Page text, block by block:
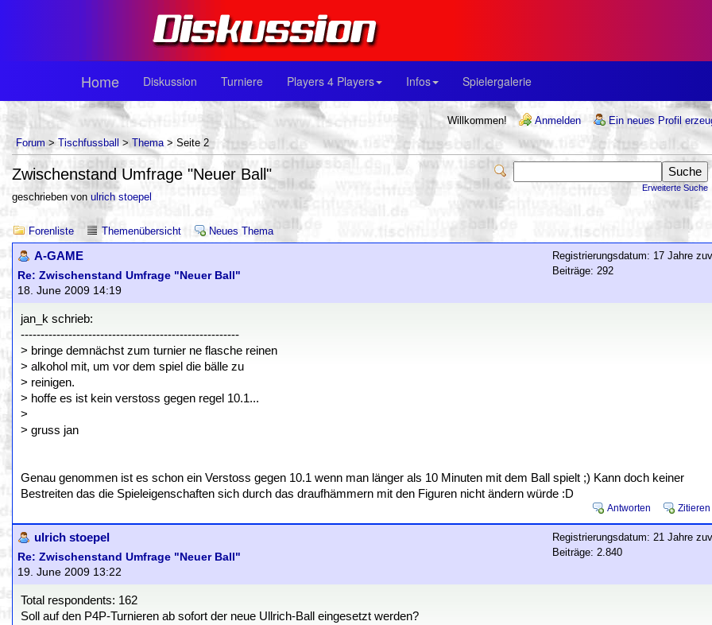
Home Diskussion Turniere Players 4 Players Infos Spielergalerie
Willkommen! Anmelden
Ein neues Profil
Forum > Tischfussball > Thema> Seite 2
Erweiterte Suche
Zwischenstand Umfrage "Neuer Ball"
geschrieben von ulrich stoepel
Forenliste Themenübersicht Neues Thema
A-GAME
Re: Zwischenstand Umfrage "Neuer Ball"
18. June 2009 14:19
Registrierungsdatum: 17 Jahre
Beiträge: 292
jan_k schrieb:
-------------------------------------------------------
> bringe demnächst zum turnier ne flasche reinen
> alkohol mit, um vor dem spiel die bälle zu
> reinigen.
> hoffe es ist kein verstoss gegen regel 10.1...
>
> gruss jan
Genau genommen ist es schon ein Verstoss gegen 10.1 wenn man länger als 10 Minuten mit dem Ball spielt ;) Kann doch keiner
Bestreiten das die Spieleigenschaften sich durch das draufhämmern mit den Figuren nicht ändern würde :D
Antworten Zitieren
ulrich stoepel
Re: Zwischenstand Umfrage "Neuer Ball"
19. June 2009 13:22
Registrierungsdatum: 21 Jahre
Beiträge: 2.840
Total respondents: 162
Soll auf den P4P-Turnieren ab sofort der neue Ullrich-Ball eingesetzt werden?